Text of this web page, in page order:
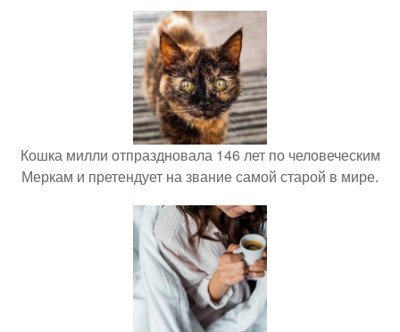
Кошка милли отпраздновала 146 лет по человеческим
Меркам и претендует на звание самой старой в мире.